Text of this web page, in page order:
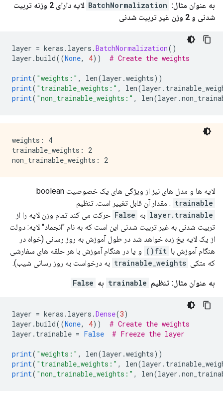
به عنوان مثال: BatchNormalization
لایه دارای 2 وزنه تربیت
شدنی و 2 وزن غیر تربیت شدنی
layer = keras . layers .BatchNormalization()
layer .build((None, 4)) # Create the weights
print( "weights:" , len(layer .weights))
print( "trainable_weights:" , len(layer .
print( "non_trainable_weights:" , len(layer .
weights: 4
trainable_weights: 2
لایه ها و مدل های نیز از ویژگی های یک خصوصیت boolean
trainable . مقدار آن قابل تغییر است. تنظیم
layer.trainable به False حرکت می کند تمام وزن لایه را از
تربیت شدنی به غیر تربیت شدنی این است که به نام "انجماد" لایه: دولت
از یک لایه یخ زده خواهد شد در طول آموزش به روز رسانی (خواه در
هنگام آموزش با fit()
و یا در هنگام آموزش با هر حلقه های سفارشی
که متکی trainable_weights به درخواست به روز رسانی شیب).
به عنوان مثال: تنظیم trainable به False
layer = keras . layers .Dense(3)
layer .build((None, 4))
# Create the weights
layer . trainable = False # Freeze the layer
print( "weights:" , len(layer .weights))
print( "trainable_weights:" , len(layer .
print( "non_trainable_weights:" , len(layer .